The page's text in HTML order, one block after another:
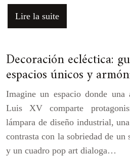
Lire la suite
Decoración ecléctica:
espacios únicos y
Imagine un espacio donde una
Luis XV comparte
lámpara de diseño industrial,
contrasta con la sobriedad de un
y un cuadro pop art dialoga…